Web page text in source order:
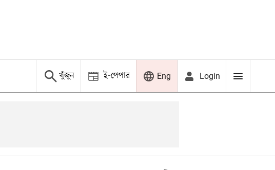
খুঁজুন ই-পেপার Eng Login